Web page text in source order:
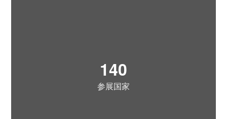
140
参展国家